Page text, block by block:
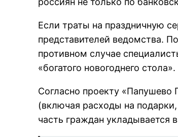
Если траты на праздничную
представителей ведомства.
противном случае
«богатого новогоднего
Согласно проекту «Папушево
(включая расходы на
часть граждан